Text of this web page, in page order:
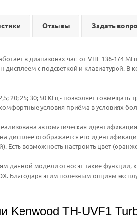
Отзывы Задать
в диапазонах частот VHF 136-174
с подсветкой и клавиатурой. В
20; 25; 30; 50 КГц - позволяет
условия приёма в условиях
автоматическая
дисплее отображается его
Есть возможность настроить цвет
данной модели относят такие функции,
Благодаря этим полезным опциям
Kenwood TH-UVF1